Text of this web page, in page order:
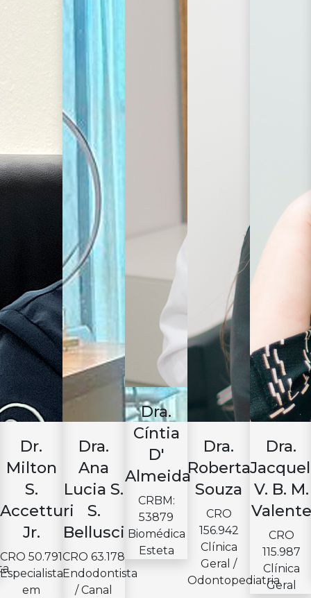
Dr.
Milton
S.
Accetturi
Jr.
CRO 50.791
Especialista
em
Dra.
Ana
Lucia S.
S.
Bellusci
CRO 63.178
Endodontista
/ Canal
Dra.
Cíntia
D'
Almeida
CRBM:
53879
Biomédica
Esteta
Dra.
Roberta
Souza
CRO
156.942
Clínica
Geral /
Odontopediatria
Dra.
V. B. M.
Valente
CRO
115.987
Clínica
Geral